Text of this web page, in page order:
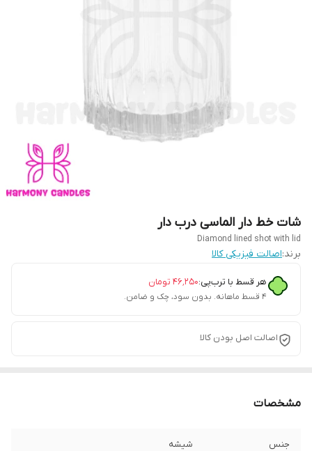
شات خط دار الماسی درب دار
Diamond lined shot with lid
برند:اصالت فیزیکی کالا
هر قسط با ترب‌پی:۴۶٬۲۵۰ تومان
۴ قسط ماهانه. بدون سود، چک و ضامن.
اصالت اصل بودن کالا
مشخصات
جنس شیشه